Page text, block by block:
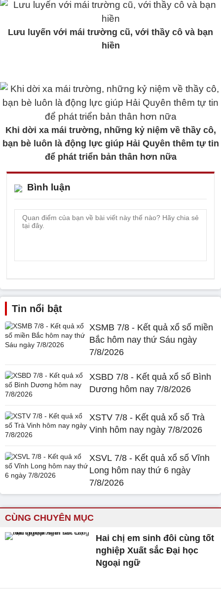
Lưu luyến với mái trường cũ, với thầy cô và bạn
hiền
Khi dời xa mái trường, những kỷ niệm về thầy cô,
bạn bè luôn là động lực giúp Hải Quyên thêm tự tin
để phát triển bản thân hơn nữa
Bình luận
Tin nổi bật
XSMB 7/8 - Kết quả xổ số miền
Bắc hôm nay thứ Sáu ngày
7/8/2026
XSBD 7/8 - Kết quả xổ số Bình
Dương hôm nay 7/8/2026
XSTV 7/8 - Kết quả xổ số Trà
Vinh hôm nay ngày 7/8/2026
XSVL 7/8 - Kết quả xổ số Vĩnh
Long hôm nay thứ 6 ngày
7/8/2026
CÙNG CHUYÊN MỤC
Hai chị em sinh đôi cùng tốt
nghiệp Xuất sắc Đại học
Ngoại ngữ